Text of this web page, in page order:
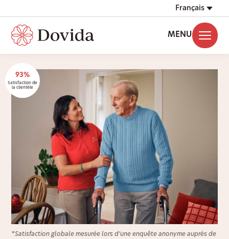
Français
MENU
93%
Satisfaction de
la clientèle
*Satisfaction globale mesurée lors d’une enquête anonyme auprès de